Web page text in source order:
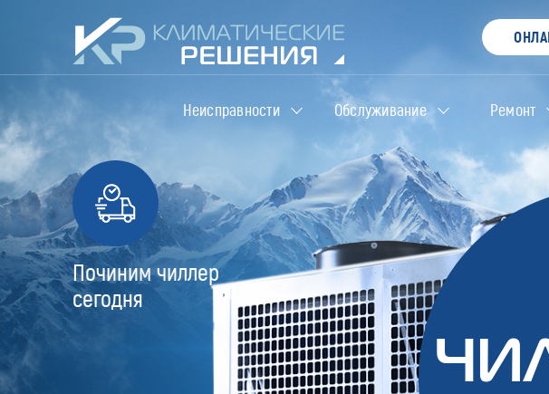
Починим чиллер
сегодня
Неисправности Обслуживание Ремонт